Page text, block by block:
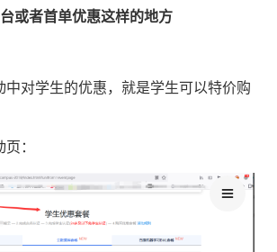
或者首单优惠这样的地方
中对学生的优惠，就是学生可以特价购
：